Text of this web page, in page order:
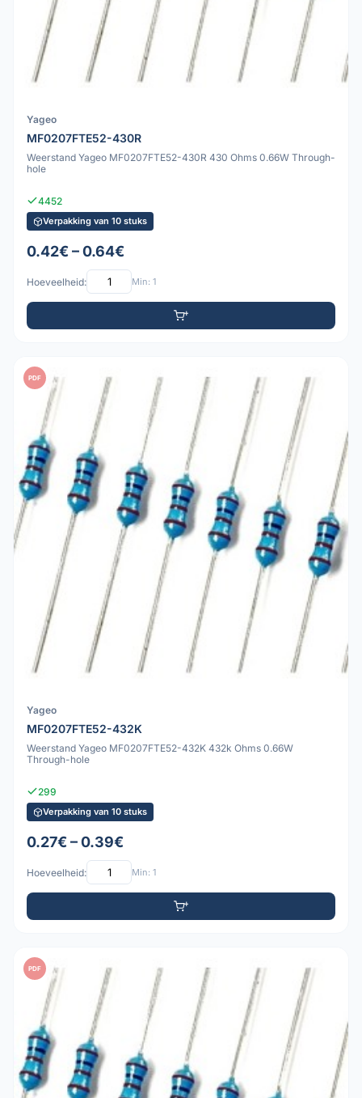
Yageo
MF0207FTE52-430R
Weerstand Yageo MF0207FTE52-430R 430 Ohms 0.66W Through-
hole
4452
Verpakking van 10 stuks
0.42€ – 0.64€
Hoeveelheid: Min: 1
PDF
Yageo
MF0207FTE52-432K
Weerstand Yageo MF0207FTE52-432K 432k Ohms 0.66W
Through-hole
299
Verpakking van 10 stuks
0.27€ – 0.39€
Hoeveelheid: Min: 1
PDF